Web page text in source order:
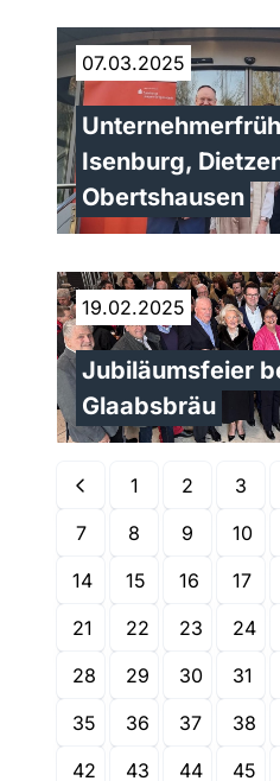
07.03.2025
Isenburg,
Obertshausen
19.02.2025
Jubiläumsfeier
Glaabsbräu
1 2 3
7
8 9 10
14
15 16 17
21
22 23 24
28
29 30 31
35
36 37 38
42
43 44 45